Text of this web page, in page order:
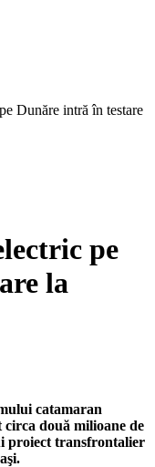
Dunăre intră în testare
pe
la
catamaran
două milioane de
proiect transfrontalier